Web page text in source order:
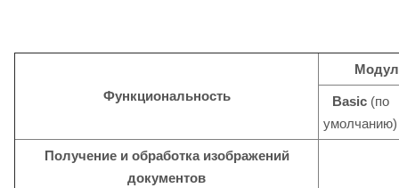
Функциональность Basic(по
умолчанию)
Получение и обработка изображений
документов